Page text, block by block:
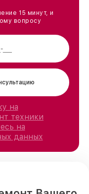
15 минут, и
вопросу
на
техники
на
данных